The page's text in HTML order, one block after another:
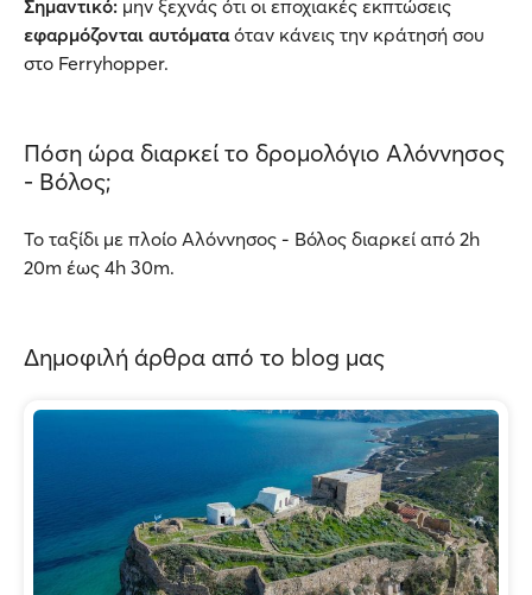
Σημαντικό: μην ξεχνάς ότι οι εποχιακές εκπτώσεις
εφαρμόζονται αυτόματαόταν κάνεις την κράτησή σου
στο Ferryhopper.
Πόση ώρα διαρκεί το δρομολόγιο Αλόννησος
- Βόλος;
Το ταξίδι με πλοίο Αλόννησος - Βόλος διαρκεί από 2h
20m έως 4h 30m.
Δημοφιλή άρθρα από το blog μας